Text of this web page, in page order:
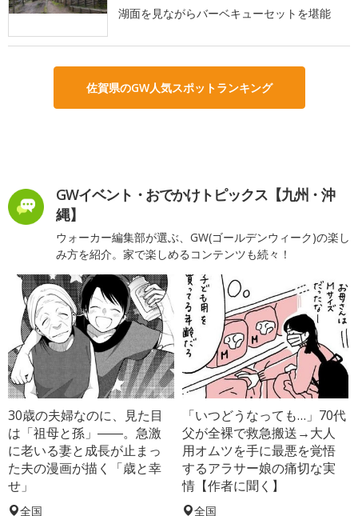
湖面を見ながらバーベキューセットを堪能
佐賀県のGW人気スポットランキング
GWイベント・おでかけトピックス【九州・沖
縄】
ウォーカー編集部が選ぶ、GW(ゴールデンウィーク)の楽し
み方を紹介。家で楽しめるコンテンツも続々！
30歳の夫婦なのに、見た目
は「祖母と孫」――。急激
に老いる妻と成長が止まっ
た夫の漫画が描く「歳と幸
せ」
全国
「いつどうなっても…」70代
父が全裸で救急搬送→大人
用オムツを手に最悪を覚悟
するアラサー娘の痛切な実
情【作者に聞く】
全国